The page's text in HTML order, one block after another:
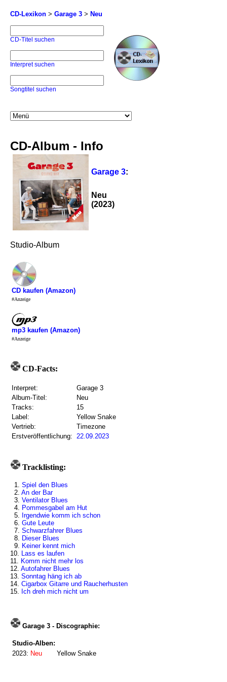
CD-Lexikon > Garage 3 > Neu
CD-Titel suchen
Interpret suchen
Songtitel suchen
CD-Album - Info
Garage 3:
Neu
(2023)
Studio-Album
CD kaufen (Amazon)
#Anzeige
mp3 kaufen (Amazon)
#Anzeige
CD-Facts:
Interpret:
Garage 3
Album-Titel:
Neu
Tracks:
15
Label:
Yellow Snake
Vertrieb:
Timezone
Erstveröffentlichung: 22.09.2023
Tracklisting:
1. Spiel den Blues
2. An der Bar
3. Ventilator Blues
4. Pommesgabel am Hut
5. Irgendwie komm ich schon
6. Gute Leute
7. Schwarzfahrer Blues
8. Dieser Blues
9. Keiner kennt mich
10. Lass es laufen
11. Komm nicht mehr los
12. Autofahrer Blues
13. Sonntag häng ich ab
14. Cigarbox Gitarre und Raucherhusten
15. Ich dreh mich nicht um
Garage 3 - Discographie:
Studio-Alben:
2023: Neu Yellow Snake